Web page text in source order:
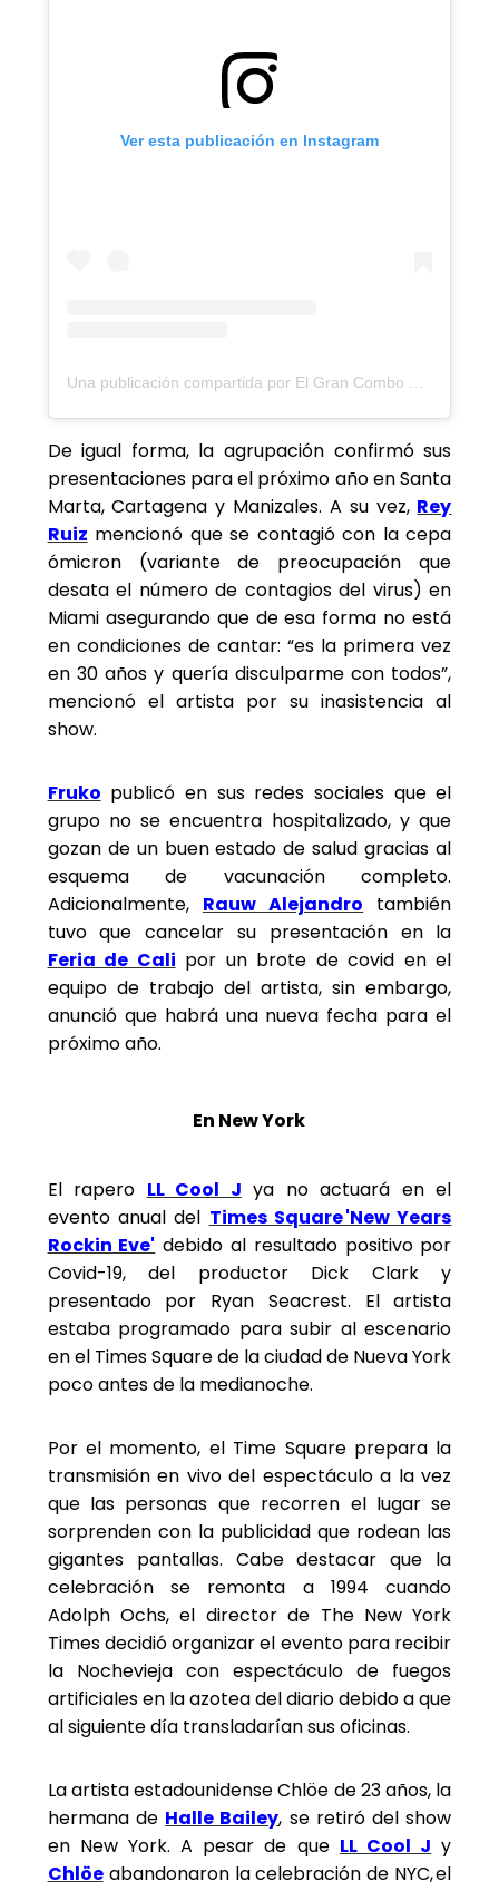
Ver esta publicación en Instagram
De igual forma, la agrupación confirmó sus
presentaciones para el próximo año en Santa
Marta, Cartagena y Manizales. A su vez, Rey
Ruiz mencionó que se contagió con la cepa
ómicron (variante de preocupación que
desata el número de contagios del virus) en
Miami asegurando que de esa forma no está
en condiciones de cantar: “es la primera vez
en 30 años y quería disculparme con todos”,
mencionó el artista por su inasistencia al
show.
Fruko publicó en sus redes sociales que el
grupo no se encuentra hospitalizado, y que
gozan de un buen estado de salud gracias al
esquema de vacunación completo.
Adicionalmente, Rauw Alejandro también
tuvo que cancelar su presentación en la
Feria de Cali por un brote de covid en el
equipo de trabajo del artista, sin embargo,
anunció que habrá una nueva fecha para el
próximo año.
En New York
El rapero LL Cool J ya no actuará en el
evento anual del Times Square'New Years
Rockin Eve' debido al resultado positivo por
Covid-19, del productor Dick Clark y
presentado por Ryan Seacrest. El artista
estaba programado para subir al escenario
en el Times Square de la ciudad de Nueva York
poco antes de la medianoche.
Por el momento, el Time Square prepara la
transmisión en vivo del espectáculo a la vez
que las personas que recorren el lugar se
sorprenden con la publicidad que rodean las
gigantes pantallas. Cabe destacar que la
celebración se remonta a 1994 cuando
Adolph Ochs, el director de The New York
Times decidió organizar el evento para recibir
la Nochevieja con espectáculo de fuegos
artificiales en la azotea del diario debido a que
al siguiente día transladarían sus oficinas.
La artista estadounidense Chlöe de 23 años, la
hermana de Halle Bailey, se retiró del show
en New York. A pesar de que LL Cool J y
Chlöeabandonaron la celebración de NYC, el